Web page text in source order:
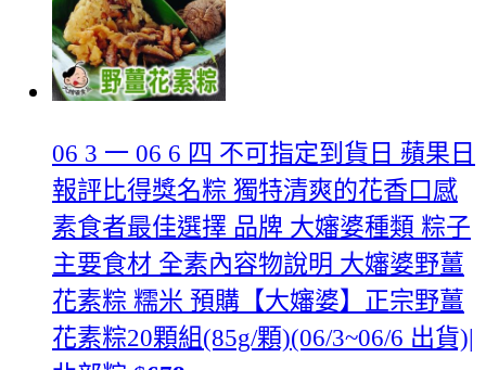
06 3 一 06 6 四 不可指定到貨日 蘋果日
報評比得獎名粽 獨特清爽的花香口感
素食者最佳選擇 品牌 大嬸婆種類 粽子
主要食材 全素內容物說明 大嬸婆野薑
花素粽 糯米 預購【大嬸婆】正宗野薑
花素粽20顆組(85g/顆)(06/3~06/6 出貨)|